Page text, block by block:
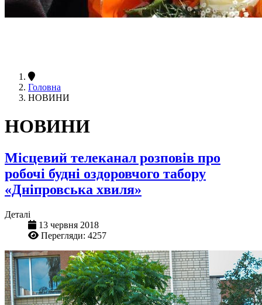
Головна
НОВИНИ
НОВИНИ
Місцевий телеканал розповів про
робочі будні оздоровчого табору
«Дніпровська хвиля»
Деталі
13 червня 2018
Перегляди: 4257